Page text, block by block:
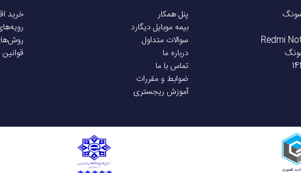
پنل همکار
بیمه موبایل دیگارد
سوالات متداول
درباره ما
تماس با ما
ضوابط و مقررات
آموزش ریجستری
خرید